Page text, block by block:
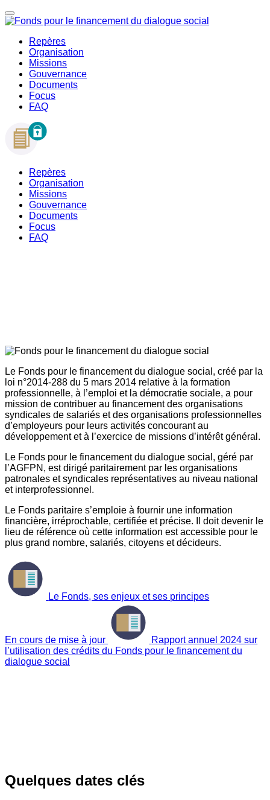
Repères
Organisation
Missions
Gouvernance
Documents
Focus
FAQ
Repères
Organisation
Missions
Gouvernance
Documents
Focus
FAQ
Le Fonds pour le financement du dialogue social, créé par la
loi n°2014-288 du 5 mars 2014 relative à la formation
professionnelle, à l’emploi et la démocratie sociale, a pour
mission de contribuer au financement des organisations
syndicales de salariés et des organisations professionnelles
d’employeurs pour leurs activités concourant au
développement et à l’exercice de missions d’intérêt général.
Le Fonds pour le financement du dialogue social, géré par
l’AGFPN, est dirigé paritairement par les organisations
patronales et syndicales représentatives au niveau national
et interprofessionnel.
Le Fonds paritaire s’emploie à fournir une information
financière, irréprochable, certifiée et précise. Il doit devenir le
lieu de référence où cette information est accessible pour le
plus grand nombre, salariés, citoyens et décideurs.
Le Fonds, ses enjeux et ses principes
En cours de mise à jour
Rapport annuel 2024 sur
l’utilisation des crédits du Fonds pour le financement du
dialogue social
Quelques dates clés